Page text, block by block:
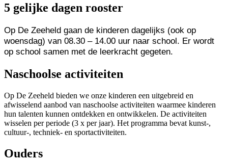
5 gelijke dagen rooster
Op De Zeeheld gaan de kinderen dagelijks (ook op
woensdag) van 08.30 – 14.00 uur naar school. Er wordt
op school samen met de leerkracht gegeten.
Naschoolse activiteiten
Op De Zeeheld bieden we onze kinderen een uitgebreid en
afwisselend aanbod van naschoolse activiteiten waarmee kinderen
hun talenten kunnen ontdekken en ontwikkelen. De activiteiten
wisselen per periode (3 x per jaar). Het programma bevat kunst-,
cultuur-, techniek- en sportactiviteiten.
Ouders